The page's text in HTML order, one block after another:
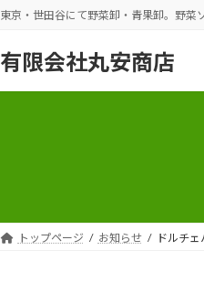
東京・世田谷にて野菜卸・青果卸。野菜
有限会社丸安商店
トップページ お知らせ ドルチェ